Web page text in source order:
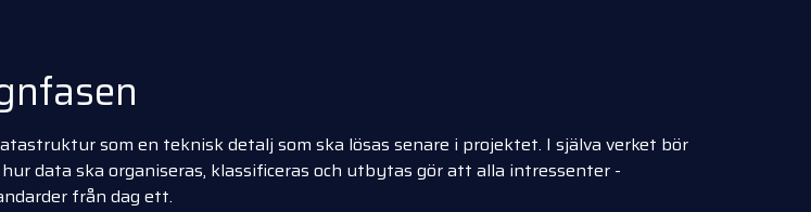
som en teknisk detalj som ska lösas senare i projektet. I själva verket bör
data ska organiseras, klassificeras och utbytas gör att alla intressenter -
från dag ett.